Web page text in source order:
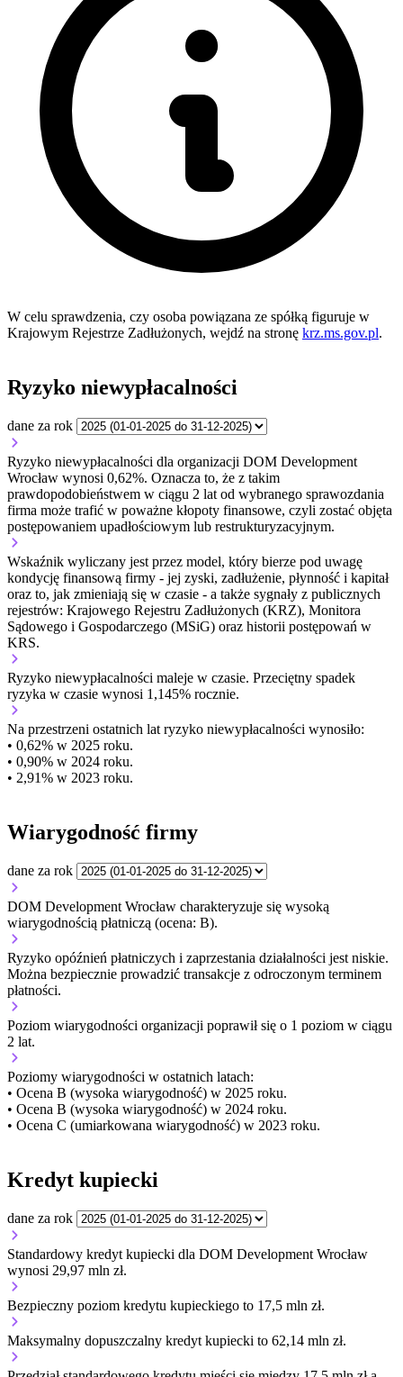
W celu sprawdzenia, czy osoba powiązana ze spółką figuruje w
Krajowym Rejestrze Zadłużonych, wejdź na stronę krz.ms.gov.pl.
Ryzyko niewypłacalności
dane za rok
Ryzyko niewypłacalności dla organizacji DOM Development
Wrocław wynosi 0,62%. Oznacza to, że z takim
prawdopodobieństwem w ciągu 2 lat od wybranego sprawozdania
firma może trafić w poważne kłopoty finansowe, czyli zostać objęta
postępowaniem upadłościowym lub restrukturyzacyjnym.
Wskaźnik wyliczany jest przez model, który bierze pod uwagę
kondycję finansową firmy - jej zyski, zadłużenie, płynność i kapitał
oraz to, jak zmieniają się w czasie - a także sygnały z publicznych
rejestrów: Krajowego Rejestru Zadłużonych (KRZ), Monitora
Sądowego i Gospodarczego (MSiG) oraz historii postępowań w
KRS.
Ryzyko niewypłacalności maleje w czasie. Przeciętny spadek
ryzyka w czasie wynosi 1,145% rocznie.
Na przestrzeni ostatnich lat ryzyko niewypłacalności wynosiło:
• 0,62% w 2025 roku.
• 0,90% w 2024 roku.
• 2,91% w 2023 roku.
Wiarygodność firmy
dane za rok
DOM Development Wrocław charakteryzuje się wysoką
wiarygodnością płatniczą (ocena: B).
Ryzyko opóźnień płatniczych i zaprzestania działalności jest niskie.
Można bezpiecznie prowadzić transakcje z odroczonym terminem
płatności.
Poziom wiarygodności organizacji poprawił się o 1 poziom w ciągu
2 lat.
Poziomy wiarygodności w ostatnich latach:
• Ocena B (wysoka wiarygodność) w 2025 roku.
• Ocena B (wysoka wiarygodność) w 2024 roku.
• Ocena C (umiarkowana wiarygodność) w 2023 roku.
Kredyt kupiecki
dane za rok
Standardowy kredyt kupiecki dla DOM Development Wrocław
wynosi 29,97 mln zł.
Bezpieczny poziom kredytu kupieckiego to 17,5 mln zł.
Maksymalny dopuszczalny kredyt kupiecki to 62,14 mln zł.